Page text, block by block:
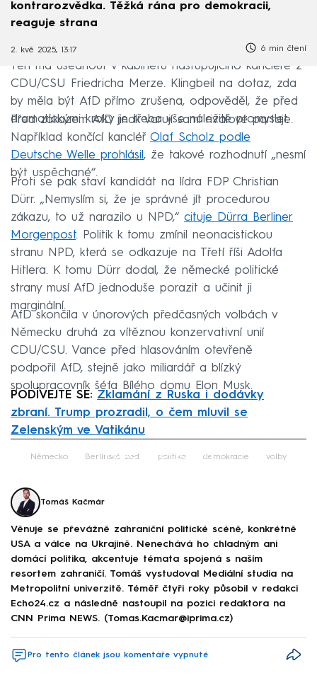
kontrarozvědka. Těžká rána pro demokracii,
reaguje strana
2. kvě 2025, 13:17 6 min čtení
Ten má usednout v kabinetu nastupujícího kancléře z
CDU/CSU Friedricha Merze. Klingbeil na dotaz, zda
by měla být AfD přímo zrušena, odpověděl, že před
dramatickými kroky je třeba vše náležitě promyslet.
Před zákazem AfD jinak varují sami rivalové partaje.
Například končící kancléř Olaf Scholz podle
Deutsche Welle prohlásil , že takové rozhodnutí „nesmí
být uspěchané“.
Proti se pak staví kandidát na lídra FDP Christian
Dürr. „Nemyslím si, že je správné jít procedurou
zákazu, to už narazilo u NPD,“ cituje Dürra Berliner
Morgenpost. Politik k tomu zmínil neonacistickou
stranu NPD, která se odkazuje na Třetí říši Adolfa
Hitlera. K tomu Dürr dodal, že německé politické
strany musí AfD jednoduše porazit a učinit ji
marginální.
AfD skončila v únorových předčasných volbách v
Německu druhá za vítěznou konzervativní unií
CDU/CSU. Vance před hlasováním otevřeně
podpořil AfD, stejně jako miliardář a blízký
spolupracovník šéfa Bílého domu Elon Musk.
PODÍVEJTE SE: Zklamání z Ruska i dodávky
zbraní. Trump prozradil, o čem mluvil se
Zelenským ve Vatikánu
Failed to fetch
Německo Berlínská zeď politika demokracie volby
Tomáš Kačmár
Věnuje se převážně zahraniční politické scéně, konkrétně
USA a válce na Ukrajině. Nenechává ho chladným ani
domácí politika, akcentuje témata spojená s naším
resortem zahraničí. Tomáš vystudoval Mediální studia na
Metropolitní univerzitě. Téměř čtyři roky působil v redakci
Echo24.cz a následně nastoupil na pozici redaktora na
CNN Prima NEWS. (Tomas.Kacmar@iprima.cz)
Pro tento článek jsou komentáře vypnuté